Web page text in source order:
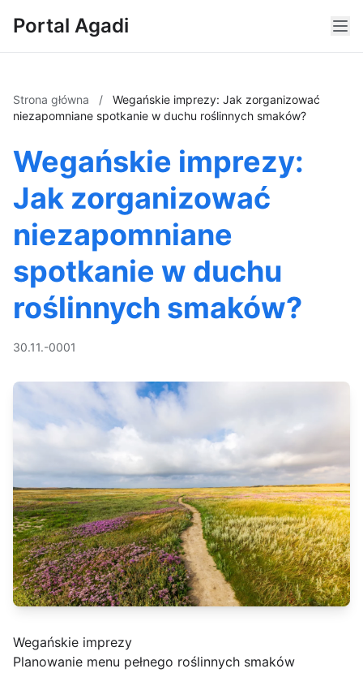
Portal Agadi
Strona główna /
Wegańskie imprezy: Jak zorganizować
niezapomniane spotkanie w duchu roślinnych smaków?
Wegańskie imprezy:
Jak zorganizować
niezapomniane
spotkanie w duchu
roślinnych smaków?
30.11.-0001
Wegańskie imprezy
Planowanie menu pełnego roślinnych smaków